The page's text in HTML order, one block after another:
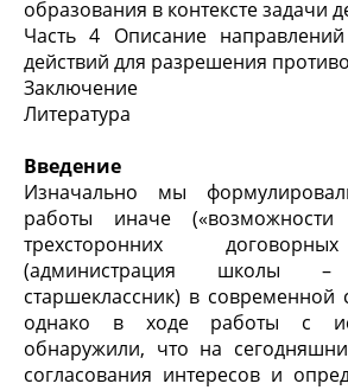
образования в контексте задачи
Часть 4 Описание направлений
действий для разрешения
Заключение
Литература
Введение
Изначально мы
работы иначе
трехсторонних
(администрация школы
старшеклассник) в современной
однако в ходе работы с
обнаружили, что на
согласования интересов и